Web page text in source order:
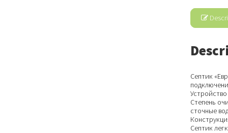
Септик
Степень
сточные
Септик